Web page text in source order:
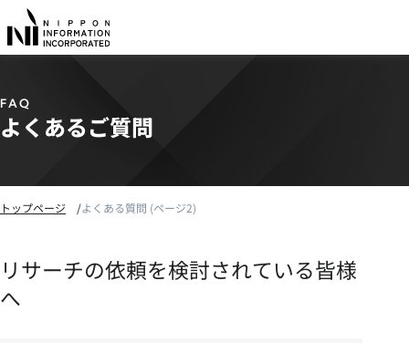
FAQ
よくあるご質問
トップページ よくある質問 (ページ2)
リサーチの依頼を検討されている皆様
へ